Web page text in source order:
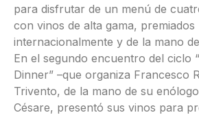
para disfrutar de un menú de
con vinos de alta gama, premiados
internacionalmente y de la mano
En el segundo encuentro del ciclo
Dinner” –que organiza Francesco
Trivento, de la mano de su
Césare, presentó sus vinos para